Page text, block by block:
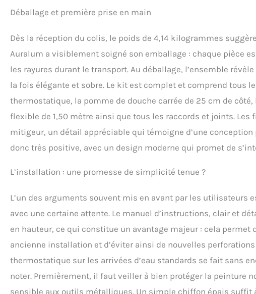
relaxante. Les buses
garantissant un jet d'eau
hauteur et en angle.
de 1,5m en PVC de haute
à la pression. Ce matériau
flexibles en métal
Déballage et première prise en main
Dès la réception du colis, le poids de 4,14 kilogrammes
Auralum a visiblement soigné son emballage : chaque pièce
les rayures durant le transport. Au déballage, l’ensemble
la fois élégante et sobre. Le kit est complet et comprend tous
thermostatique, la pomme de douche carrée de 25 cm de
flexible de 1,50 mètre ainsi que tous les raccords et joints.
mitigeur, un détail appréciable qui témoigne d’une
donc très positive, avec un design moderne qui promet de
L’installation : une promesse de simplicité tenue ?
L’un des arguments souvent mis en avant par les utilisateurs
avec une certaine attente. Le manuel d’instructions, clair et
en hauteur, ce qui constitue un avantage majeur : cela permet
ancienne installation et d’éviter ainsi de nouvelles
thermostatique sur les arrivées d’eau standards se fait sans
noter. Premièrement, il faut veiller à bien protéger la peinture
sensible aux outils métalliques. Un simple chiffon épais suffit